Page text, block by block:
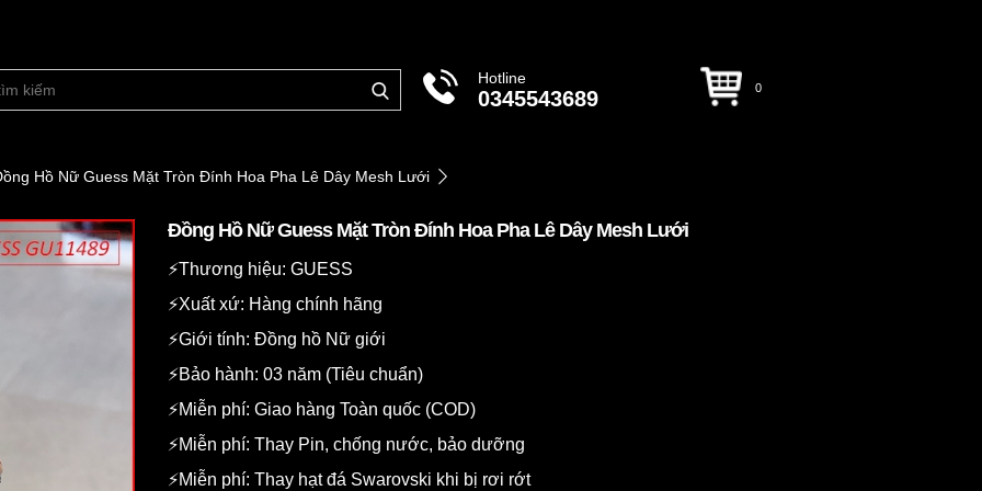
Hotline
0345543689 0
Hồ Nữ Guess Mặt Tròn Đính Hoa Pha Lê Dây Mesh Lưới
Đồng Hồ Nữ Guess Mặt Tròn Đính Hoa Pha Lê Dây Mesh Lưới
⚡️Thương hiệu: GUESS
⚡️Xuất xứ: Hàng chính hãng
⚡️Giới tính: Đồng hồ Nữ giới
⚡️Bảo hành: 03 năm (Tiêu chuẩn)
⚡️Miễn phí: Giao hàng Toàn quốc (COD)
⚡️Miễn phí: Thay Pin, chống nước, bảo dưỡng
⚡️Miễn phí: Thay hạt đá Swarovski khi bị rơi rớt